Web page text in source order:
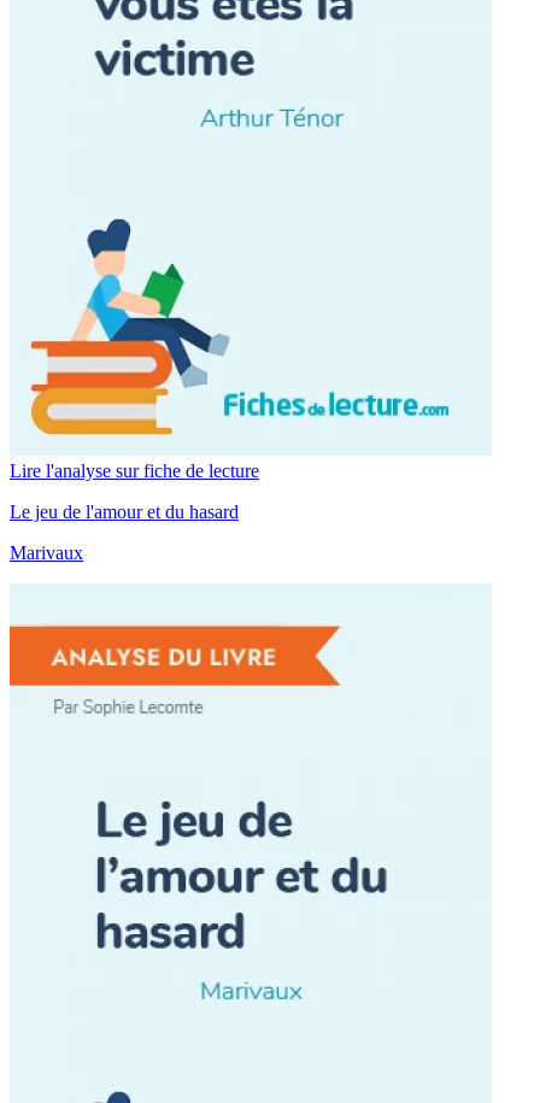
Lire l'analyse sur fiche de lecture
Le jeu de l'amour et du hasard
Marivaux